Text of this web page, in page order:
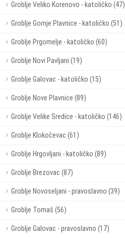
Groblje Veliko Korenovo - katoličko (47)
Groblje Gornje Plavnice - katoličko (51)
Groblje Prgomelje - katoličko (60)
Groblje Novi Pavljani (19)
Groblje Galovac - katoličko (15)
Groblje Nove Plavnice (89)
Groblje Velike Sredice - katoličko (146)
Groblje Klokočevac (61)
Groblje Hrgovljani - katoličko (89)
Groblje Brezovac (87)
Groblje Novoseljani - pravoslavno (39)
Groblje Tomaš (56)
Groblje Galovac - pravoslavno (17)